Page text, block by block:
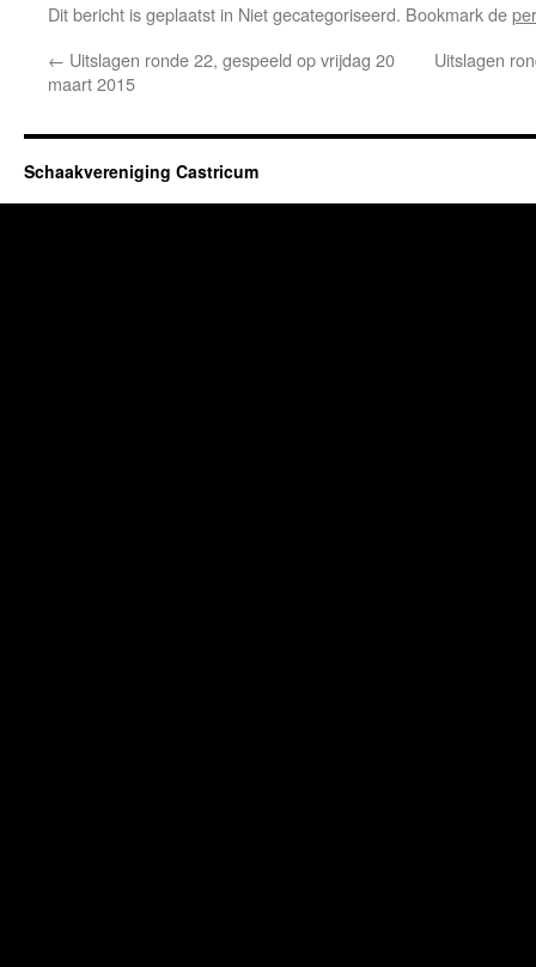
Dit bericht is geplaatst in Niet gecategoriseerd. Bookmark de
← Uitslagen ronde 22, gespeeld op vrijdag 20
maart 2015
Uitslagen
Schaakvereniging Castricum